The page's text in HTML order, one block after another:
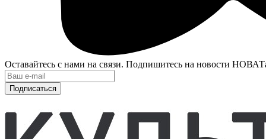
Оставайтесь с нами на связи. Подпишитесь на новости
Подписаться